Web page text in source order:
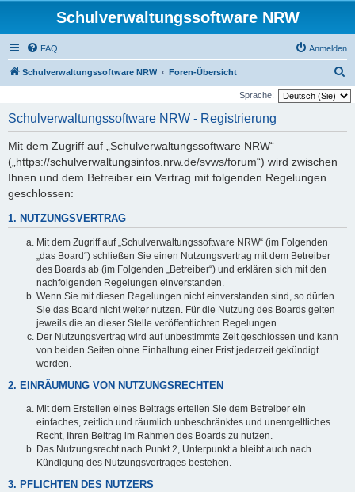
Schulverwaltungssoftware NRW
FAQ Anmelden
Schulverwaltungssoftware NRW Foren-Übersicht
u
Sprache:
Schulverwaltungssoftware NRW - Registrierung
Mit dem Zugriff auf „Schulverwaltungssoftware NRW“
(„https://schulverwaltungsinfos.nrw.de/svws/forum“) wird zwischen
Ihnen und dem Betreiber ein Vertrag mit folgenden Regelungen
geschlossen:
1. NUTZUNGSVERTRAG
Mit dem Zugriff auf „Schulverwaltungssoftware NRW“ (im Folgenden
„das Board“) schließen Sie einen Nutzungsvertrag mit dem Betreiber
des Boards ab (im Folgenden „Betreiber“) und erklären sich mit den
nachfolgenden Regelungen einverstanden.
Wenn Sie mit diesen Regelungen nicht einverstanden sind, so dürfen
Sie das Board nicht weiter nutzen. Für die Nutzung des Boards gelten
jeweils die an dieser Stelle veröffentlichten Regelungen.
Der Nutzungsvertrag wird auf unbestimmte Zeit geschlossen und kann
von beiden Seiten ohne Einhaltung einer Frist jederzeit gekündigt
werden.
2. EINRÄUMUNG VON NUTZUNGSRECHTEN
Mit dem Erstellen eines Beitrags erteilen Sie dem Betreiber ein
einfaches, zeitlich und räumlich unbeschränktes und unentgeltliches
Recht, Ihren Beitrag im Rahmen des Boards zu nutzen.
Das Nutzungsrecht nach Punkt 2, Unterpunkt a bleibt auch nach
Kündigung des Nutzungsvertrages bestehen.
3. PFLICHTEN DES NUTZERS